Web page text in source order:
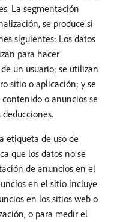
La segmentación
se produce si
siguientes: Los datos
para hacer
un usuario; se utilizan
sitio o aplicación; y se
o anuncios se
etiqueta de uso de
que los datos no se
de anuncios en el
en el sitio incluye
en los sitios web o
o para medir el